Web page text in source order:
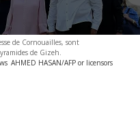
de Cornouailles, sont
de Gizeh.
AHMED HASAN/AFP or licensors